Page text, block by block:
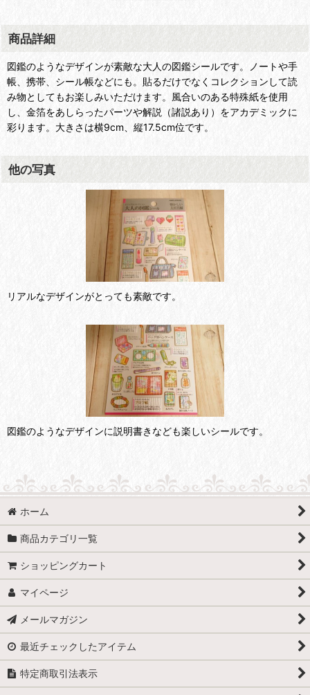
商品詳細
図鑑のようなデザインが素敵な大人の図鑑シールです。ノートや手
帳、携帯、シール帳などにも。貼るだけでなくコレクションして読
み物としてもお楽しみいただけます。風合いのある特殊紙を使用
し、金箔をあしらったパーツや解説（諸説あり）をアカデミックに
彩ります。大きさは横9cm、縦17.5cm位です。
他の写真
リアルなデザインがとっても素敵です。
図鑑のようなデザインに説明書きなども楽しいシールです。
ホーム
商品カテゴリ一覧
ショッピングカート
マイページ
メールマガジン
最近チェックしたアイテム
特定商取引法表示